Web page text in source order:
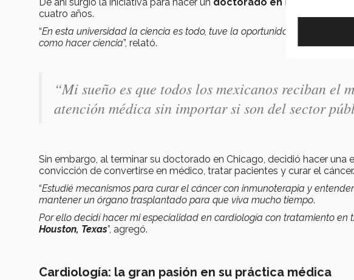
cuatro años.
“En esta universidad la ciencia es todo, tuve la oportunidad de convivir
como hacer ciencia”, relató.
“Mi sueño es que todos los mexicanos reciban el
atención médica sin importar si son del sector
Sin embargo, al terminar su doctorado en Chicago, decidió hacer una
convicción de convertirse en médico, tratar pacientes y curar el cáncer.
“Estudié mecanismos para curar el cáncer con inmunoterapia y
mantener un órgano trasplantado para que viva mucho tiempo.
Por ello decidí hacer mi especialidad en cardiología con tratamiento en
Houston, Texas”, agregó.
Cardiología: la gran pasión en su práctica médica